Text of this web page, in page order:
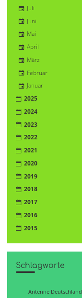
Juli
Juni
Mai
April
März
Februar
Januar
2025
2024
2023
2022
2021
2020
2019
2018
2017
2016
2015
Schlagworte
Antenne Deutschland